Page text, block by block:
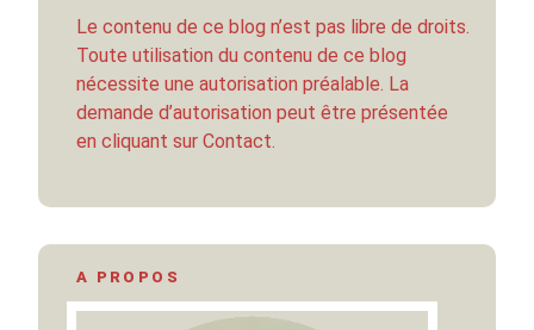
Le contenu de ce blog n’est pas libre de droits.
Toute utilisation du contenu de ce blog
nécessite une autorisation préalable. La
demande d’autorisation peut être présentée
en cliquant sur Contact.
A PROPOS